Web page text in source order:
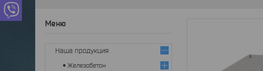
Наша продукция
Железобетон